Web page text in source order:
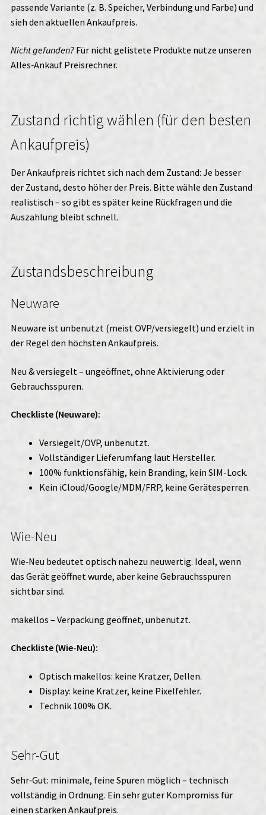
passende Variante (z. B. Speicher, Verbindung und Farbe) und
sieh den aktuellen Ankaufpreis.
Nicht gefunden?Für nicht gelistete Produkte nutze unseren
Alles‑AnkaufPreisrechner.
Zustand richtig wählen (für den besten
Ankaufpreis)
Der Ankaufpreis richtet sich nach dem Zustand: Je besser
der Zustand, desto höher der Preis. Bitte wähle den Zustand
realistisch – so gibt es später keine Rückfragen und die
Auszahlung bleibt schnell.
Zustandsbeschreibung
Neuware
Neuware ist unbenutzt (meist OVP/versiegelt) und erzielt in
der Regel den höchsten Ankaufpreis.
Neu & versiegelt – ungeöffnet, ohne Aktivierung oder
Gebrauchsspuren.
Checkliste (Neuware):
Versiegelt/OVP, unbenutzt.
Vollständiger Lieferumfang laut Hersteller.
100% funktionsfähig, kein Branding, kein SIM-Lock.
Kein iCloud/Google/MDM/FRP, keine Gerätesperren.
Wie-Neu
Wie‑Neu bedeutet optisch nahezu neuwertig. Ideal, wenn
das Gerät geöffnet wurde, aber keine Gebrauchsspuren
sichtbar sind.
makellos – Verpackung geöffnet, unbenutzt.
Checkliste (Wie-Neu):
Optisch makellos: keine Kratzer, Dellen.
Display: keine Kratzer, keine Pixelfehler.
Technik 100% OK.
Sehr-Gut
Sehr‑Gut: minimale, feine Spuren möglich – technisch
vollständig in Ordnung. Ein sehr guter Kompromiss für
einen starken Ankaufpreis.